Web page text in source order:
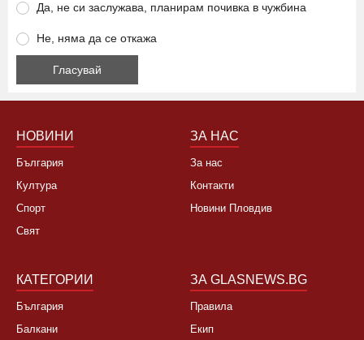
Да, не си заслужава, планирам почивка в чужбина
Не, няма да се откажа
НОВИНИ
България
Култура
Спорт
Свят
ЗА НАС
За нас
Контакти
Новини Пловдив
КАТЕГОРИИ
България
Балкани
ЗА GLASNEWS.BG
Правила
Екип